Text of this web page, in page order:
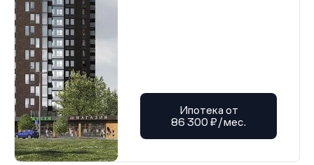
Ипотека от
86 300 ₽/мес.